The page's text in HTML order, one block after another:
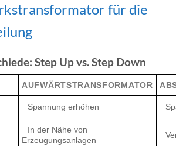
für die
Step Up vs. Step Down
AUFWÄRTSTRANSFORMATOR
Spannung erhöhen
In der Nähe von
Erzeugungsanlagen